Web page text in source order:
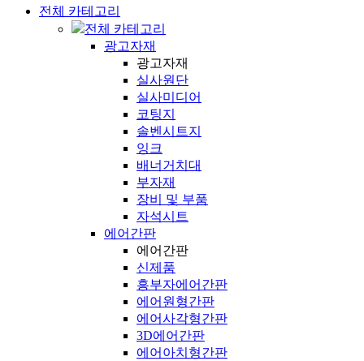
전체 카테고리
전체 카테고리
광고자재
광고자재
실사원단
실사미디어
코팅지
솔벤시트지
잉크
배너거치대
부자재
장비 및 부품
자석시트
에어간판
에어간판
신제품
흥부자에어간판
에어원형간판
에어사각형간판
3D에어간판
에어아치형간판